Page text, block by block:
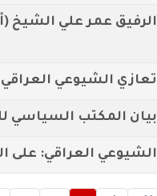
الرفيق عمر علي الشيخ
تعازي الشيوعي العراقي
بيان المكتب السياسي
الشيوعي العراقي: على